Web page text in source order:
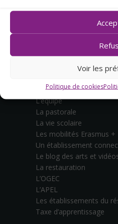
Voir les
Politique de cookies
Quelques chiffres
L’équipe
La pastorale
La vie scolaire
Les mobilités Erasmus +
Un établissement
Le blog des arts et
La restauration
L’OGEC
L’APEL
Les établissements du
Taxe d’apprentissage